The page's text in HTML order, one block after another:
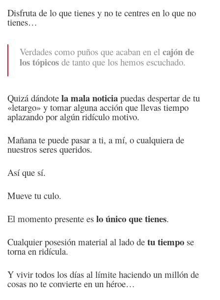
Disfruta de lo que tienes y no te centres en lo que no
tienes…
Verdades como puños que acaban en el cajón de
los tópicos de tanto que los hemos escuchado.
Quizá dándote la mala noticia puedas despertar de tu
«letargo» y tomar alguna acción que llevas tiempo
aplazando por algún ridículo motivo.
Mañana te puede pasar a ti, a mí, o cualquiera de
nuestros seres queridos.
Así que sí.
Mueve tu culo.
El momento presente es lo único que tienes.
Cualquier posesión material al lado de tu tiempo se
torna en ridícula.
Y vivir todos los días al límite haciendo un millón de
cosas no te convierte en un héroe…